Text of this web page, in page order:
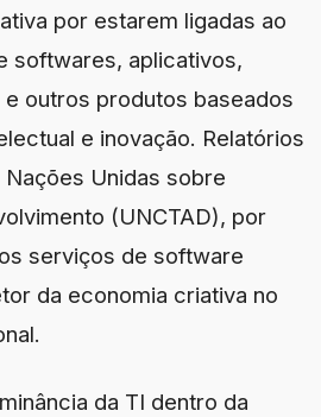
por estarem ligadas ao
softwares, aplicativos,
outros produtos baseados
e inovação. Relatórios
Unidas sobre
(UNCTAD), por
serviços de software
da economia criativa no
da TI dentro da